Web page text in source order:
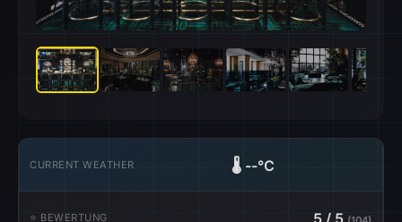
CURRENT WEATHER 🌡️ --°C
⭐ BEWERTUNG 5 / 5